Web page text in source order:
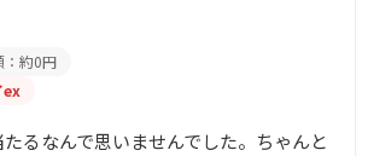
：約0円
ex
るなんで思いませんでした。ちゃんと